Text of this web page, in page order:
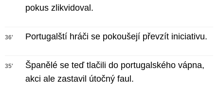
pokus zlikvidoval.
36' Portugalští hráči se pokoušejí převzít iniciativu.
35'
Španělé se teď tlačili do portugalského vápna,
akci ale zastavil útočný faul.